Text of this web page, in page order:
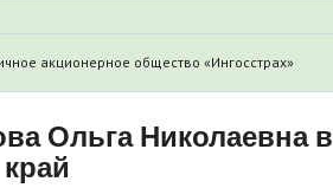
акционерное общество «Ингосстрах»
Ольга Николаевна в